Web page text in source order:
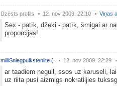
Dzēsts profils 12. nov 2009. 22:10 Viņas
Sex - patīk, džeki - patīk, šmigai ar
proporcijās!
miillSniegpulksteniite (. 12. nov 2009. 22:29
ar taadiem negull, ssos uz karuseli,
uz riita pusi aizmigs nokratiijies